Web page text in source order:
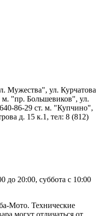
Мужества", ул. Курчатова
м. "пр. Большевиков", ул.
86-29 ст. м. "Купчино",
д. 15 к.1, тел: 8 (812)
до 20:00, суббота с 10:00
Мото. Технические
могут отличаться от